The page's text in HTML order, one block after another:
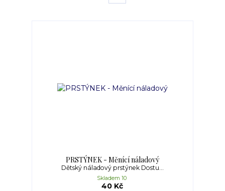
PRSTÝNEK - Měnící náladový
Dětský náladový prstýnek Dostu...
40 Kč
Skladem 10